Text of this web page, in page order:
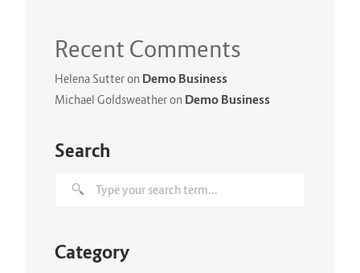
Recent Comments
Helena Sutteron Demo Business
Michael Goldsweatheron Demo Business
Search
Category